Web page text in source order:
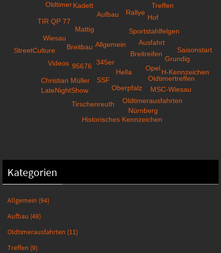
Allgemein
Aufbau
345er
Breitbau
Breitreifen
Hella
Mattig
Rallye
Sportstahlfelgen
SSF
95676
Christian Müller
Kadett
Oberpfalz
Opel
TIR QP 77
Tirschenreuth
Wiesau
Oldtimer
Oldtimerausfahrten
Treffen
Videos
Ausfahrt
Hof
LateNightShow
StreetCulture
Historisches Kennzeichen
MSC-Wiesau
Oldtimertreffen
Grundig
H-Kennzeichen
Nürnberg
Saisonstart
Kategorien
Allgemein (94)
Aufbau (48)
Oldtimerausfahrten (11)
Treffen (9)